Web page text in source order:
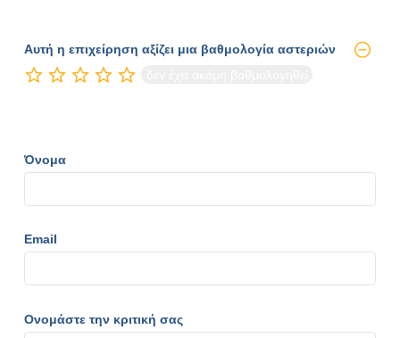
Αυτή η επιχείρηση αξίζει μια βαθμολογία αστεριών
Όνομα
Email
Ονομάστε την κριτική σας